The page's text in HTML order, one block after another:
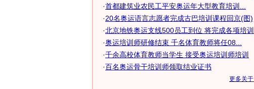
·首都建筑业农民工平安奥运年大型教育培训...
·20名奥运语言志愿者完成古巴培训课程回京(图)
·北京地铁奥运支线500员工到位 将完成各项培训
·奥运培训师研修结束 千名体育教师将任08...
·千余高校体育教师当学生 接受奥运培训师培训
·百名奥运骨干培训师领取结业证书
更多关于